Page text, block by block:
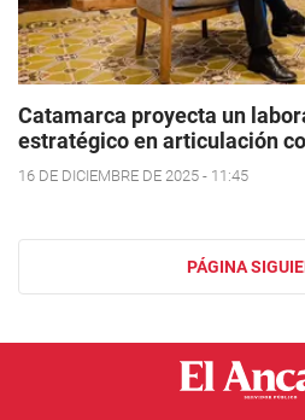
Catamarca proyecta un
estratégico en articulación
16 DE DICIEMBRE DE 2025 - 11:45
PÁGINA